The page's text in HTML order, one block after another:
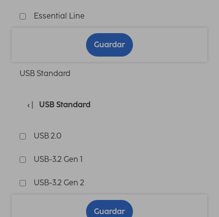
Essential Line
Guardar
USB Standard
USB Standard
USB 2.0
USB-3.2 Gen 1
USB-3.2 Gen 2
Guardar